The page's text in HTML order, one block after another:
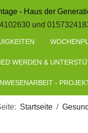
- Haus der
und
WERDEN &
-
Startseite